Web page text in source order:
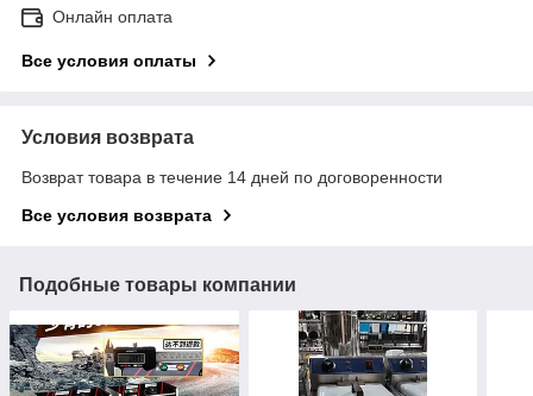
Онлайн оплата
Все условия оплаты
Условия возврата
Возврат товара в течение 14 дней по договоренности
Все условия возврата
Подобные товары компании